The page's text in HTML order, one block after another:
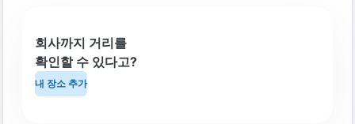
회사까지 거리를
확인할 수 있다고?
내 장소 추가